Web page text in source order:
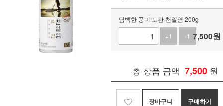
담백한 풍미!토판 천일염 200g
+1
-1 7,500원
총 상품 금액 7,500 원
장바구니 구매하기